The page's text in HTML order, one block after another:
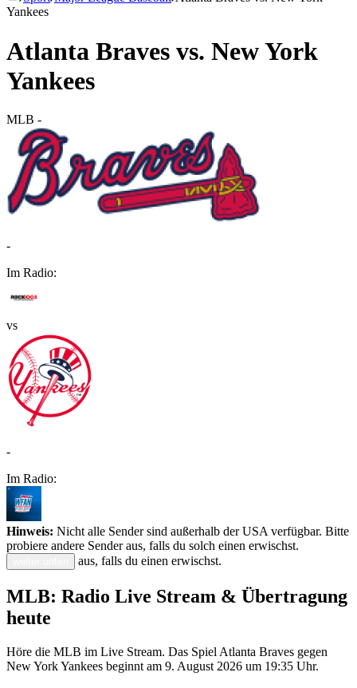
Yankees
Atlanta Braves vs. New York
Yankees
MLB -
-
Im Radio:
vs
-
Im Radio:
Hinweis: Nicht alle Sender sind außerhalb der USA verfügbar. Bitte
probiere andere Sender aus, falls du solch einen erwischst.
aus, falls du einen erwischst.
MLB: Radio Live Stream & Übertragung
heute
Höre die MLB im Live Stream. Das Spiel Atlanta Braves gegen
New York Yankees beginnt am 9. August 2026 um 19:35 Uhr.